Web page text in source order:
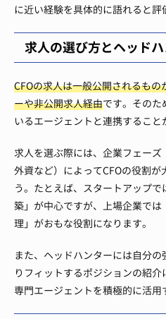
に近い経験を具体的に語れると評
求人の選び方とヘッド
CFOの求人は一般公開されるも
ーや非公開求人経由です。そのた
いるエージェントと連携すること
求人を選ぶ際には、企業フェーズ
外資など）によってCFOの役割
う。たとえば、スタートアップ
築」が中心ですが、上場企業で
理」がおもな役割になります。
また、ヘッドハンターには自分
りフィットするポジションの紹
専門エージェントを積極的に活用